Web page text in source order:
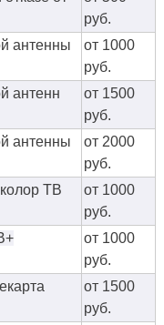
руб.
антенны
от 1000
руб.
антенн
от 1500
руб.
антенны
от 2000
руб.
ТВ
от 1000
руб.
от 1000
руб.
от 1500
руб.